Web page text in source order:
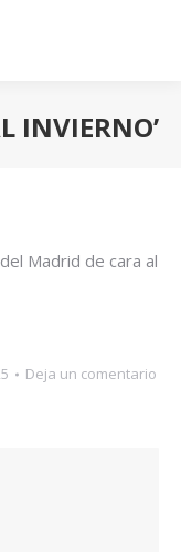
INVIERNO’
Madrid de cara al
Deja un comentario